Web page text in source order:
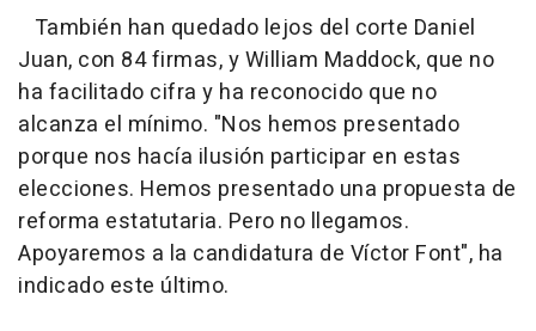
También han quedado lejos del corte Daniel
Juan, con 84 firmas, y William Maddock, que no
ha facilitado cifra y ha reconocido que no
alcanza el mínimo. "Nos hemos presentado
porque nos hacía ilusión participar en estas
elecciones. Hemos presentado una propuesta de
reforma estatutaria. Pero no llegamos.
Apoyaremos a la candidatura de Víctor Font", ha
indicado este último.